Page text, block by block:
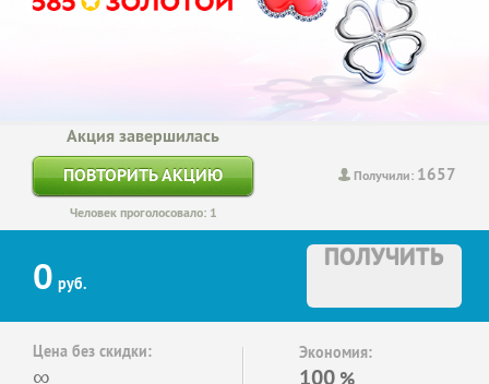
Получили: 1657
Акция завершилась
ПОВТОРИТЬ АКЦИЮ
Человек проголосовало: 1
0 руб.
ПОЛУЧИТЬ
Цена без скидки:
∞
Экономия:
100 %